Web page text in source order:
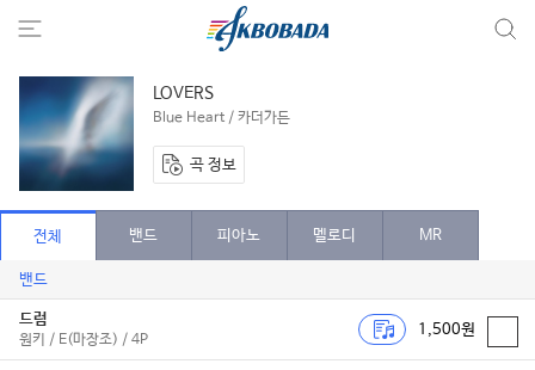
LOVERS
Blue Heart / 카더가든
곡 정보
전체 밴드 피아노 멜로디 MR
밴드
드럼
원키 / E(마장조) / 4P
1,500원